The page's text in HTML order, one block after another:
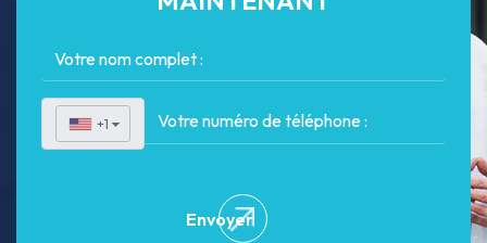
+1 ▼
Envoyer